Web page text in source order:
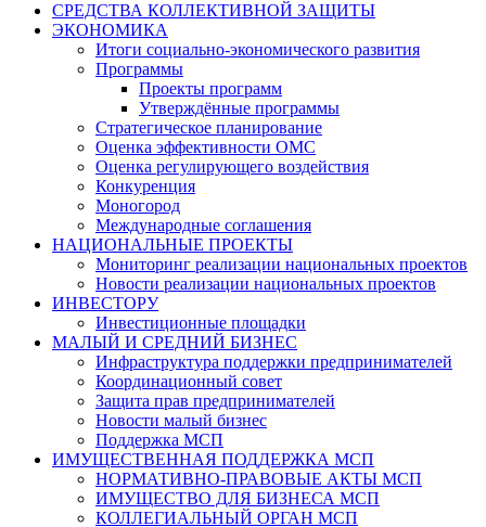
СРЕДСТВА КОЛЛЕКТИВНОЙ ЗАЩИТЫ
ЭКОНОМИКА
Итоги социально-экономического развития
Программы
Проекты программ
Утверждённые программы
Стратегическое планирование
Оценка эффективности ОМС
Оценка регулирующего воздействия
Конкуренция
Моногород
Международные соглашения
НАЦИОНАЛЬНЫЕ ПРОЕКТЫ
Мониторинг реализации национальных проектов
Новости реализации национальных проектов
ИНВЕСТОРУ
Инвестиционные площадки
МАЛЫЙ И СРЕДНИЙ БИЗНЕС
Инфраструктура поддержки предпринимателей
Координационный совет
Защита прав предпринимателей
Новости малый бизнес
Поддержка МСП
ИМУЩЕСТВЕННАЯ ПОДДЕРЖКА МСП
НОРМАТИВНО-ПРАВОВЫЕ АКТЫ МСП
ИМУЩЕСТВО ДЛЯ БИЗНЕСА МСП
КОЛЛЕГИАЛЬНЫЙ ОРГАН МСП